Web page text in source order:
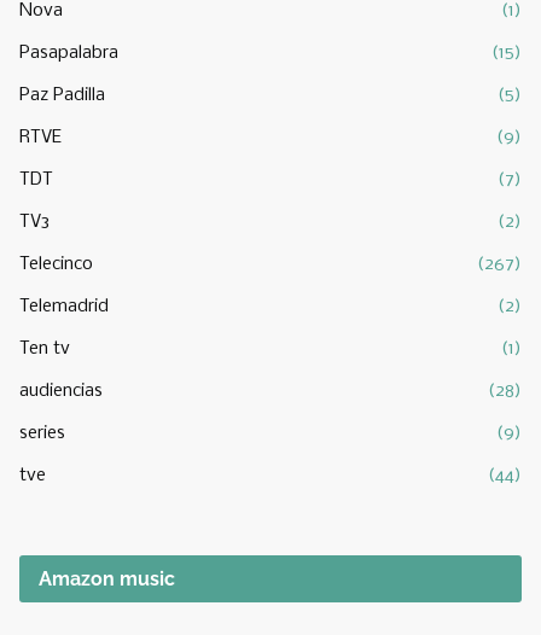
Nova (1)
Pasapalabra (15)
Paz Padilla (5)
RTVE (9)
TDT (7)
TV3 (2)
Telecinco (267)
Telemadrid (2)
Ten tv (1)
audiencias (28)
series (9)
tve (44)
Amazon music